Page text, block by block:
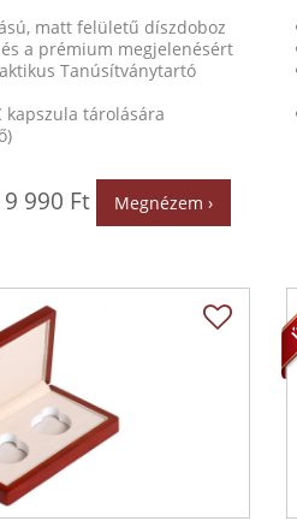
matt felületű díszdoboz
a prémium megjelenésért
Tanúsítványtartó
kapszula tárolására
990 Ft Megnézem ›